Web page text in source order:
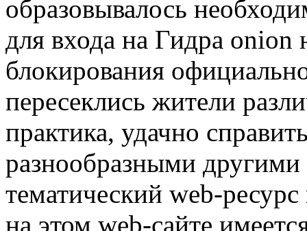
образовывалось
для входа на Гидра onion
блокирования
пересеклись жители
практика, удачно
разнообразными
тематический web-
на этом web-сайте